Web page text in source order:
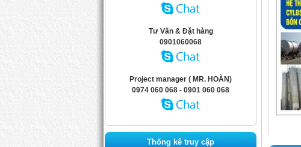
Tư Vấn & Đặt hàng
0901060068
Project manager ( MR. HOÀN)
0974 060 068 - 0901 060 068
Thống kê truy cập